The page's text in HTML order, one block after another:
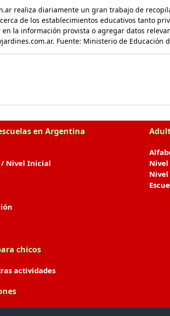
realiza diariamente un gran trabajo de
de los establecimientos educativos tanto
la información provista o agregar datos
Fuente: Ministerio de Educación
en Argentina
/ Nivel Inicial
chicos
actividades